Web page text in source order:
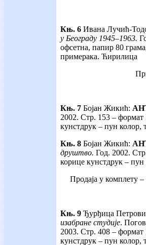
Књ. 6 Ивана Лучић-
у Београду 1945–1963.
офсетна, папир 80
примерака. Ћирилица
Књ. 7 Бојан Жикић:
2002. Стр. 153 –
кунстдрук – пун
Књ. 8 Бојан Жикић:
друштво. Год. 2002.
корице кунстдрук –
Продаја у комплету –
Књ. 9 Ђурђица
изабране студије.
2003. Стр. 408 –
кунстдрук – пун